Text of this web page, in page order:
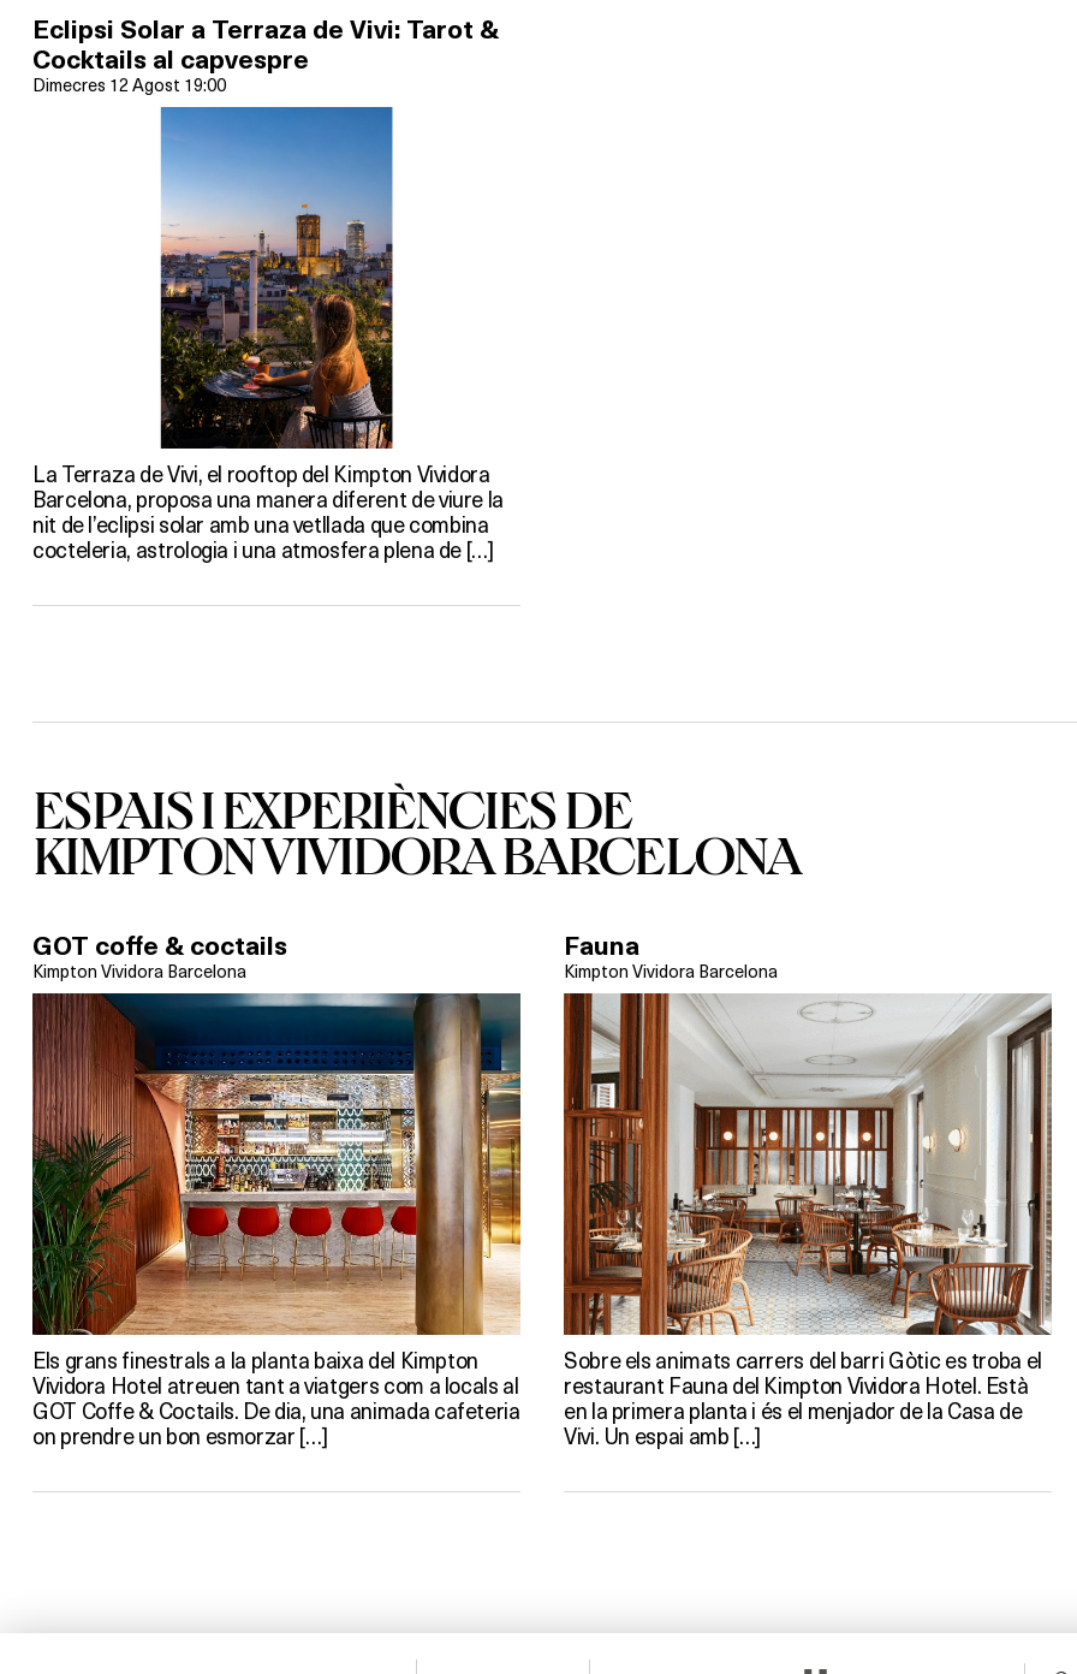
Eclipsi Solar a Terraza de Vivi: Tarot &
Cocktails al capvespre
Dimecres 12 Agost 19:00
La Terraza de Vivi, el rooftop del Kimpton Vividora
Barcelona, proposa una manera diferent de viure la
nit de l’eclipsi solar amb una vetllada que combina
cocteleria, astrologia i una atmosfera plena de […]
ESPAIS I EXPERIÈNCIES DE
KIMPTON VIVIDORA BARCELONA
GOT coffe & coctails
Kimpton Vividora Barcelona
Els grans finestrals a la planta baixa del Kimpton
Vividora Hotel atreuen tant a viatgers com a locals al
GOT Coffe & Coctails. De dia, una animada cafeteria
on prendre un bon esmorzar […]
Fauna
Kimpton Vividora Barcelona
Sobre els animats carrers del barri Gòtic es troba el
restaurant Fauna del Kimpton Vividora Hotel. Està
en la primera planta i és el menjador de la Casa de
Vivi. Un espai amb […]